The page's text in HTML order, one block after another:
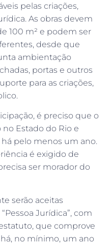
pelas criações,
As obras devem
100 m² e podem ser
desde que
ambientação
portas e outros
para as criações,
é preciso que o
Estado do Rio e
pelo menos um ano.
é exigido de
ser morador do
serão aceitas
Jurídica”, com
que comprove
no mínimo, um ano